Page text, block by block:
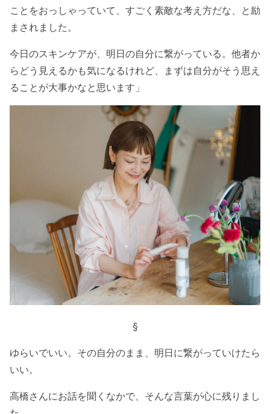
ことをおっしゃっていて、すごく素敵な考え方だな、と励
まされました。
今日のスキンケアが、明日の自分に繋がっている。他者か
らどう見えるかも気になるけれど、まずは自分がそう思え
ることが大事かなと思います」
§
ゆらいでいい。その自分のまま、明日に繋がっていけたら
いい。
高橋さんにお話を聞くなかで、そんな言葉が心に残りまし